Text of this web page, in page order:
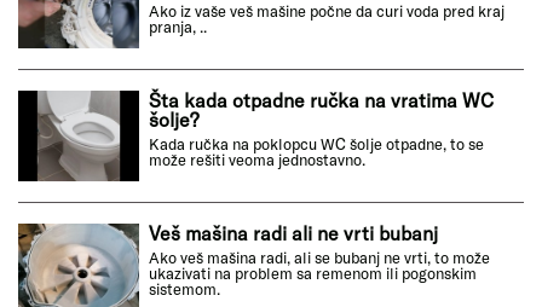
Ako iz vaše veš mašine počne da curi voda pred kraj
pranja, ..
Šta kada otpadne ručka na vratima WC
šolje?
Kada ručka na poklopcu WC šolje otpadne, to se
može rešiti veoma jednostavno.
Veš mašina radi ali ne vrti bubanj
Ako veš mašina radi, ali se bubanj ne vrti, to može
ukazivati na problem sa remenom ili pogonskim
sistemom.